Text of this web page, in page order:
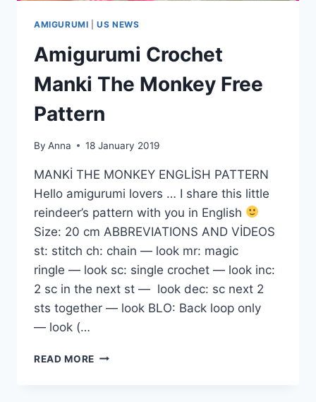
AMIGURUMI |US NEWS
Amigurumi Crochet
Manki The Monkey Free
Pattern
By Anna 18 January 2019
MANKİ THE MONKEY ENGLİSH PATTERN
Hello amigurumi lovers … I share this little
reindeer’s pattern with you in English
Size: 20 cm ABBREVIATIONS AND VİDEOS
st: stitch ch: chain — look mr: magic
ringle — look sc: single crochet — look inc:
2 sc in the next st — look dec: sc next 2
sts together — look BLO: Back loop only
— look (…
READ MORE AMIGURUMI